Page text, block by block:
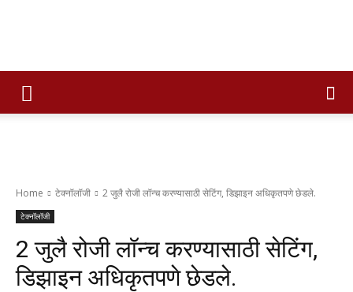
Times
Home टेक्नॉलॉजी 2 जुलै रोजी लॉन्च करण्यासाठी सेटिंग, डिझाइन अधिकृतपणे छेडले.
टेक्नॉलॉजी
2 जुलै रोजी लॉन्च करण्यासाठी सेटिंग,
डिझाइन अधिकृतपणे छेडले.